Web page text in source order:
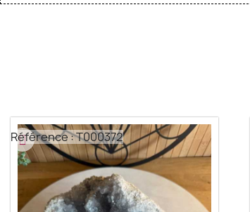
Référence : T000372